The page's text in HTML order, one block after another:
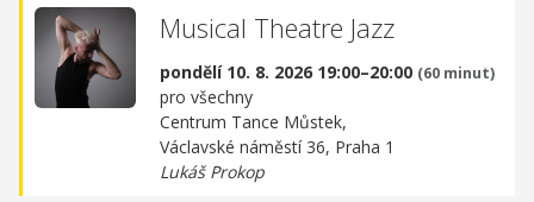
Musical Theatre Jazz
pondělí 10. 8. 2026 19:00–20:00 (60 minut)
pro všechny
Centrum Tance Můstek,
Václavské náměstí 36, Praha 1
Lukáš Prokop